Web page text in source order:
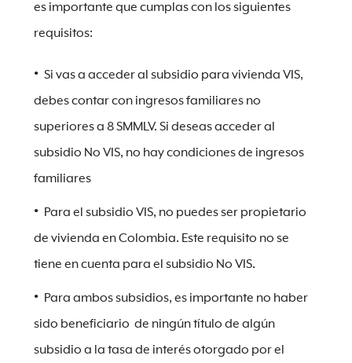
es importante que cumplas con los siguientes
requisitos:
Si vas a acceder al subsidio para vivienda VIS,
debes contar con ingresos familiares no
superiores a 8 SMMLV. Si deseas acceder al
subsidio No VIS, no hay condiciones de ingresos
familiares
Para el subsidio VIS, no puedes ser propietario
de vivienda en Colombia. Este requisito no se
tiene en cuenta para el subsidio No VIS.
Para ambos subsidios, es importante no haber
sido beneficiario de ningún título de algún
subsidio a la tasa de interés otorgado por el